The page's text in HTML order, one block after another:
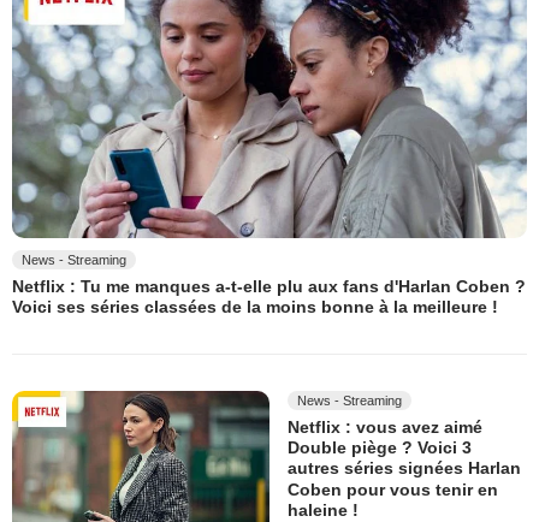
News - Streaming
Netflix : Tu me manques a-t-elle plu aux fans d'Harlan Coben ?
Voici ses séries classées de la moins bonne à la meilleure !
News - Streaming
Netflix : vous avez aimé
Double piège ? Voici 3
autres séries signées Harlan
Coben pour vous tenir en
haleine !